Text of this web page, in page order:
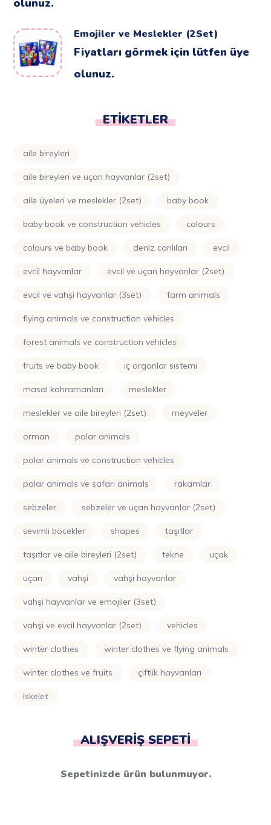
olunuz.
Emojiler ve Meslekler (2Set)
Fiyatları görmek için lütfen üye
olunuz.
ETIKETLER
aile bireyleri
aile bireyleri ve uçan hayvanlar (2set)
aile üyeleri ve meslekler (2set) baby book
baby book ve construction vehicles colours
colours ve baby book deniz canlıları evcil
evcil hayvanlar evcil ve uçan hayvanlar (2set)
evcil ve vahşi hayvanlar (3set) farm animals
flying animals ve construction vehicles
forest animals ve construction vehicles
fruits ve baby book iç organlar sistemi
masal kahramanları meslekler
meslekler ve aile bireyleri (2set) meyveler
orman polar animals
polar animals ve construction vehicles
polar animals ve safari animals rakamlar
sebzeler sebzeler ve uçan hayvanlar (2set)
sevimli böcekler shapes taşıtlar
taşıtlar ve aile bireyleri (2set) tekne uçak
uçan vahşi vahşi hayvanlar
vahşi hayvanlar ve emojiler (3set)
vahşi ve evcil hayvanlar (2set) vehicles
winter clothes winter clothes ve flying animals
winter clothes ve fruits çiftlik hayvanları
i̇skelet
ALIŞVERIŞ SEPETI
Sepetinizde ürün bulunmuyor.